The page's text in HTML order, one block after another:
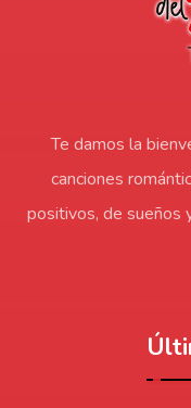
Te damos la
canciones
positivos, de sueños